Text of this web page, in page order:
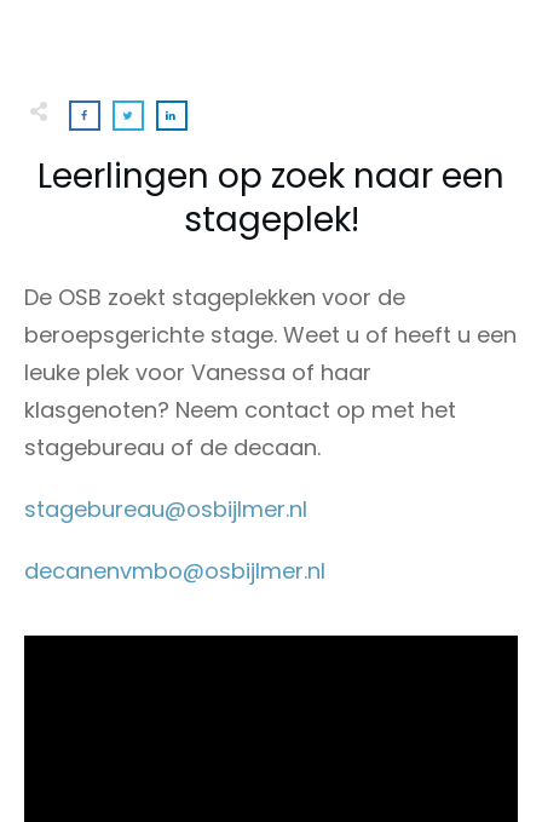
Leerlingen op zoek naar een
stageplek!
De OSB zoekt stageplekken voor de
beroepsgerichte stage. Weet u of heeft u een
leuke plek voor Vanessa of haar
klasgenoten? Neem contact op met het
stagebureau of de decaan.
stagebureau@osbijlmer.nl
decanenvmbo@osbijlmer.nl